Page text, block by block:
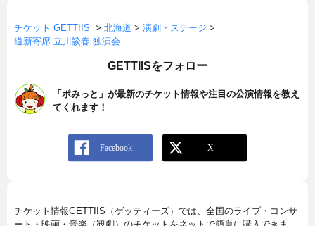
チケット GETTIIS > 北海道 > 演劇・ステージ >
道新寄席 立川談春 独演会
GETTIISをフォロー
「ポみっと」が最新のチケット情報や注目の公演情報を教え
てくれます！
チケット情報GETTIIS（ゲッティーズ）では、全国のライブ・コンサ